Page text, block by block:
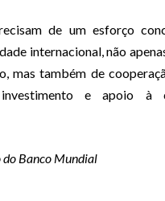
de um esforço
internacional, não
mas também de
e apoio à
Banco Mundial